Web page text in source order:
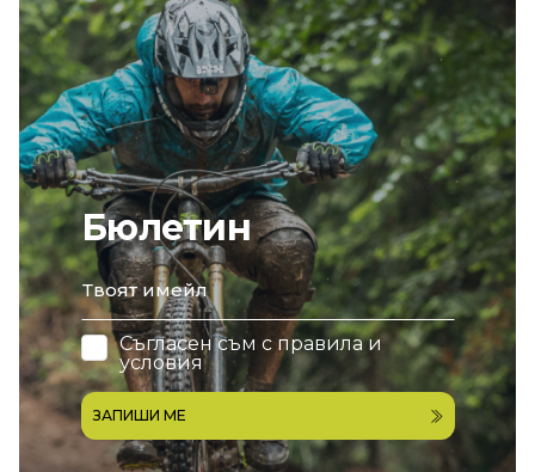
Бюлетин
email
Съгласен съм справила и
условия
ЗАПИШИ МЕ